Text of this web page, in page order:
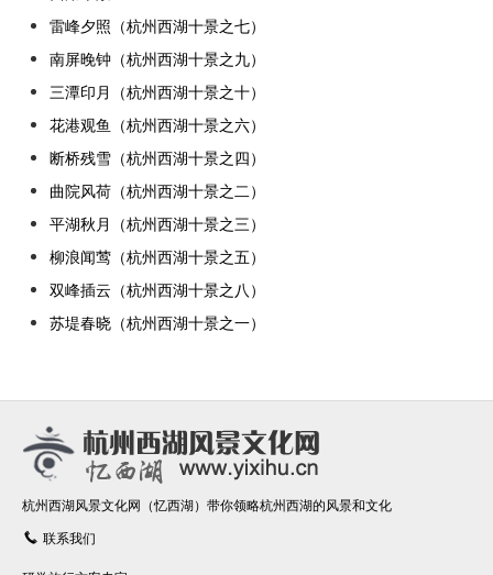
雷峰夕照（杭州西湖十景之七）
南屏晚钟（杭州西湖十景之九）
三潭印月（杭州西湖十景之十）
花港观鱼（杭州西湖十景之六）
断桥残雪（杭州西湖十景之四）
曲院风荷（杭州西湖十景之二）
平湖秋月（杭州西湖十景之三）
柳浪闻莺（杭州西湖十景之五）
双峰插云（杭州西湖十景之八）
苏堤春晓（杭州西湖十景之一）
杭州西湖风景文化网（忆西湖）带你领略杭州西湖的风景和文化
联系我们